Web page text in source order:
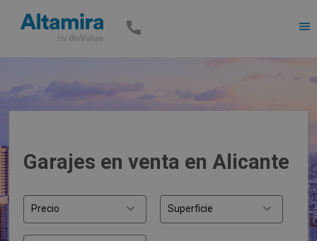
Garajes en venta en Alicante
Precio Superficie